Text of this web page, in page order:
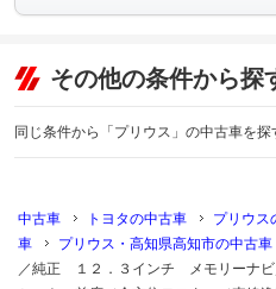
その他の条件から探
同じ条件から「プリウス」の中古車を探
中古車 トヨタの中古車 プリウス
車
プリウス・高知県高知市の中古車
／純正 １２．３インチ メモリーナビ